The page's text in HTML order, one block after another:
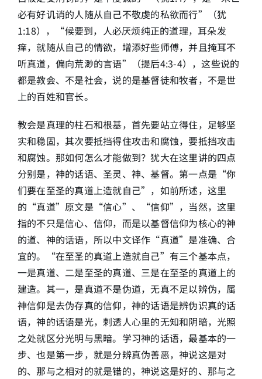
必有好讥诮的人随从自己不敬虔的私欲而行”（犹
1:18），“候要到，人必厌烦纯正的道理，耳朵发
痒，就随从自己的情欲，增添好些师傅，并且掩耳不
听真道，偏向荒渺的言语”（提后4:3-4），这些说的
都是教会、不是社会，说的是基督徒和牧者，不是世
上的百姓和官长。
教会是真理的柱石和根基，首先要站立得住，足够坚
实和稳固，其次要抵挡得住攻击和腐蚀，要抵挡攻击
和腐蚀。那如何怎么才能做到？犹大在这里讲的四点
分别是，神的话语、圣灵、神、基督。第一点是“你
们要在至圣的真道上造就自己”，如前所述，这里
的“真道”原文是“信心”、“信仰”，当然，这里
指的不只是信心、信仰，而是以基督信仰为核心的神
的道、神的话语，所以中文译作“真道”是准确、合
宜的。“在至圣的真道上造就自己”有三个基本点，
一是真道、二是至圣的真道、三是在至圣的真道上的
建造。其一，是真道不是伪道，无真不足以辨伪，属
神信仰是去伪存真的信仰，神的话语是辨伪识真的话
语，神的话语是光，刺透人心里的无知和阴暗，光照
之处就区分光明与黑暗。学习神的话语，最基本的一
步、也是第一步，就是分辨真伪善恶，神说这是对
的、那与之相对的就是错的，神说这是好的、那与之